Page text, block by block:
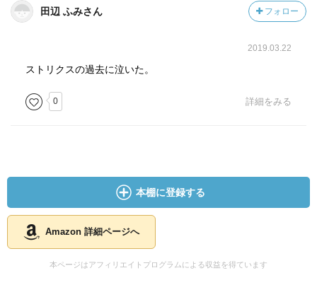
田辺 ふみさん フォロー
2019.03.22
ストリクスの過去に泣いた。
0 詳細をみる
本棚に登録する
Amazon 詳細ページへ
本ページはアフィリエイトプログラムによる収益を得ています